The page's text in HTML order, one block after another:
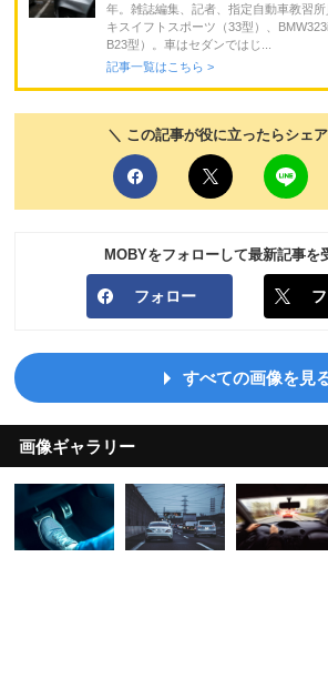
年。雑誌編集、記者、指定自動車教習
キスイフトスポーツ（33型）、
B23型）。車はセダンではじ...
記事一覧はこちら >
＼ この記事が役に立ったらシェ
MOBYをフォローして最新記事を
フォロー
すべての画像を見
画像ギャラリー